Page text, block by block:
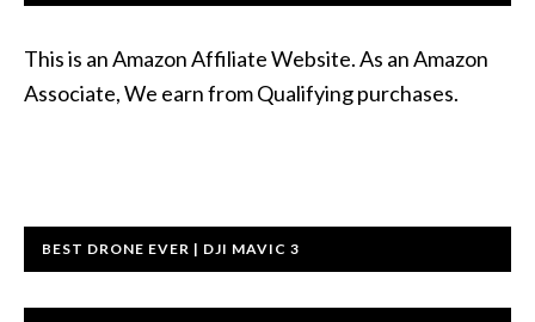
This is an Amazon Affiliate Website. As an Amazon
Associate, We earn from Qualifying purchases.
BEST DRONE EVER | DJI MAVIC 3